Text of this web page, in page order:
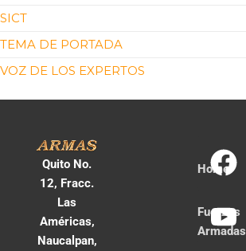
SICT
TEMA DE PORTADA
VOZ DE LOS EXPERTOS
Quito No.
12, Fracc.
Las
Américas,
Naucalpan,
Home
Fuerzas
Armadas